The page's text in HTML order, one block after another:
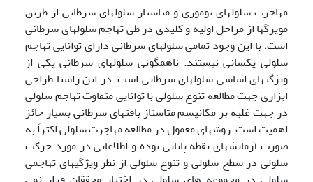
مهاجرت سلولهای توموری و متاستاز سلولهای سرطانی از طریق
مویرگها از مراحل اولیه و کلیدی در طی تهاجم سلولهای سرطانی
است، با این وجود تمامی سلولهای سرطانی دارای توانایی تهاجم
سلولی یکسانی نیستند. ناهمگونی سلولهای سرطانی یکی از
ویژگیهای اساسی سلولهای سرطانی است. در این راستا طراحی
ابزاری جهت مطالعه تنوع سلولی با توانایی متفاوت تهاجم سلولی
در جهت غلبه بر مکانیسم متاستاز بافتهای سرطانی بسیار حائز
اهمیت است. روشهای معمول در مطالعه مهاجرت سلولی اکثراً به
صورت آزمایشهای نقطه پایانی بوده و اطلاعاتی در مورد حرکت
سلولی در سطح سلولی و تنوع سلولی از نظر ویژگیهای تهاجمی